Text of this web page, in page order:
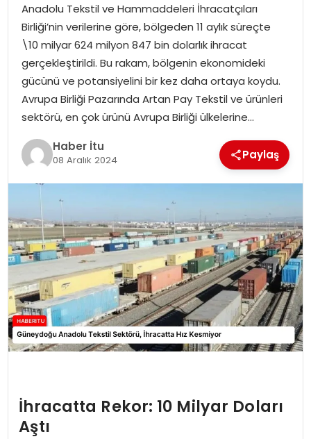
EĞITIM
MAGAZIN
SPOR
Anadolu Tekstil ve Hammaddeleri İhracatçıları
Birliği’nin verilerine göre, bölgeden 11 aylık süreçte
\10 milyar 624 milyon 847 bin dolarlık ihracat
gerçekleştirildi. Bu rakam, bölgenin ekonomideki
gücünü ve potansiyelini bir kez daha ortaya koydu.
Avrupa Birliği Pazarında Artan Pay Tekstil ve ürünleri
sektörü, en çok ürünü Avrupa Birliği ülkelerine…
Haber İtu
08 Aralık 2024 Paylaş
İhracatta Rekor: 10 Milyar Doları
Aştı